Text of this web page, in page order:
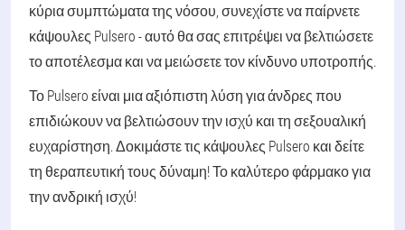
κύρια συμπτώματα της νόσου, συνεχίστε να παίρνετε
κάψουλες Pulsero - αυτό θα σας επιτρέψει να βελτιώσετε
το αποτέλεσμα και να μειώσετε τον κίνδυνο υποτροπής.
Το Pulsero είναι μια αξιόπιστη λύση για άνδρες που
επιδιώκουν να βελτιώσουν την ισχύ και τη σεξουαλική
ευχαρίστηση. Δοκιμάστε τις κάψουλες Pulsero και δείτε
τη θεραπευτική τους δύναμη! Το καλύτερο φάρμακο για
την ανδρική ισχύ!